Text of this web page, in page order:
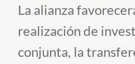
Vinculación con el Medio
Admisión
La alianza
realización de
conjunta, la